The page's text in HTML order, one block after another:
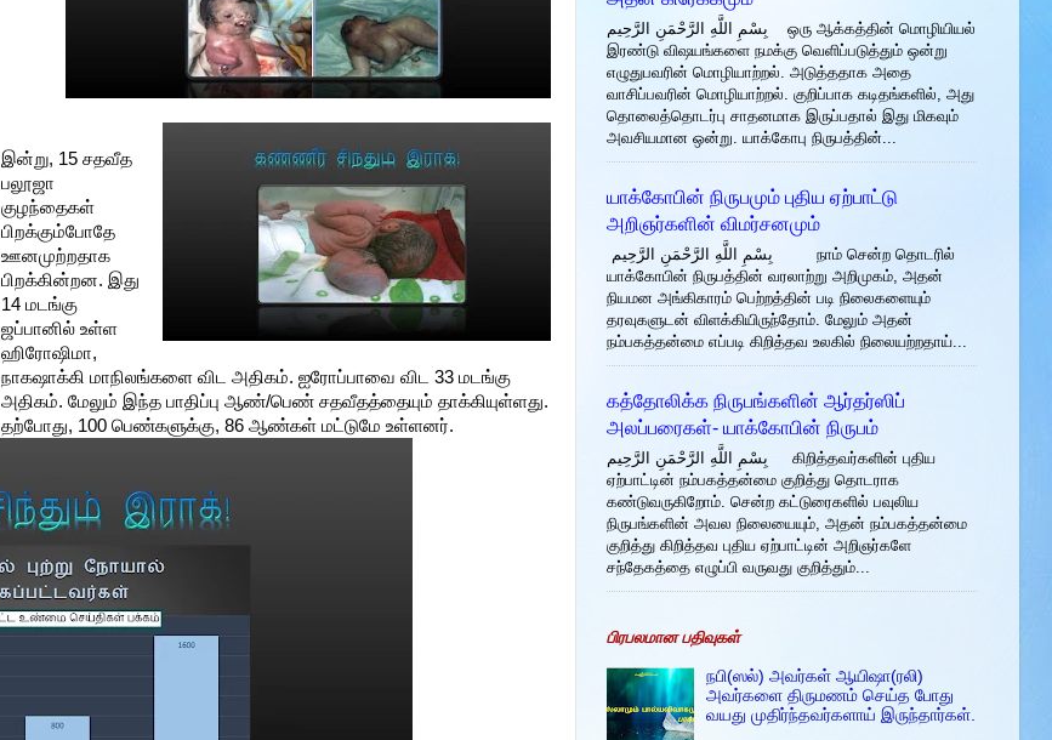
இன்று, 15 சதவீத
பலூஜா
குழந்தைகள்
பிறக்கும்போதே
ஊனமுற்றதாக
பிறக்கின்றன. இது
14 மடங்கு
ஜப்பானில் உள்ள
ஹிரோஷிமா,
நாகஷாக்கி மாநிலங்களை விட அதிகம். ஐரோப்பாவை விட 33 மடங்கு
அதிகம். மேலும் இந்த பாதிப்பு ஆண்/பெண் சதவீதத்தையும் தாக்கியுள்ளது.
தற்போது, 100 பெண்களுக்கு, 86 ஆண்கள் மட்டுமே உள்ளனர்.
بِسْمِ اللَّهِ الرَّحْمَنِ الرَّحِيم ஒரு ஆக்கத்தின் மொழியியல்
இரண்டு விஷயங்களை நமக்கு வெளிப்படுத்தும் ஒன்று
எழுதுபவரின் மொழியாற்றல். அடுத்ததாக அதை
வாசிப்பவரின் மொழியாற்றல். குறிப்பாக கடிதங்களில், அது
தொலைத்தொடர்பு சாதனமாக இருப்பதால் இது மிகவும்
அவசியமான ஒன்று. யாக்கோபு நிருபத்தின்...
யாக்கோபின் நிருபமும் புதிய ஏற்பாட்டு
அறிஞர்களின் விமர்சனமும்
யாக்கோபின் நிருபத்தின் வரலாற்று அறிமுகம், அதன்
நியமன அங்கிகாரம் பெற்றத்தின் படி நிலைகளையும்
தரவுகளுடன் விளக்கியிருந்தோம். மேலும் அதன்
நம்பகத்தன்மை எப்படி கிறித்தவ உலகில் நிலையற்றதாய்...
கத்தோலிக்க நிருபங்களின் ஆர்தர்ஸிப்
அலப்பரைகள்- யாக்கோபின் நிருபம்
بِسْمِ اللَّهِ الرَّحْمَنِ الرَّحِيم கிறித்தவர்களின் புதிய
ஏற்பாட்டின் நம்பகத்தன்மை குறித்து தொடராக
கண்டுவருகிறோம். சென்ற கட்டுரைகளில் பவுலிய
நிருபங்களின் அவல நிலையையும், அதன் நம்பகத்தன்மை
குறித்து கிறித்தவ புதிய ஏற்பாட்டின் அறிஞர்களே
சந்தேகத்தை எழுப்பி வருவது குறித்தும்...
பிரபலமான பதிவுகள்
நபி(ஸல்) அவர்கள் ஆயிஷா(ரலி)
அவர்களை திருமணம் செய்த போது
வயது முதிர்ந்தவர்களாய் இருந்தார்கள்.